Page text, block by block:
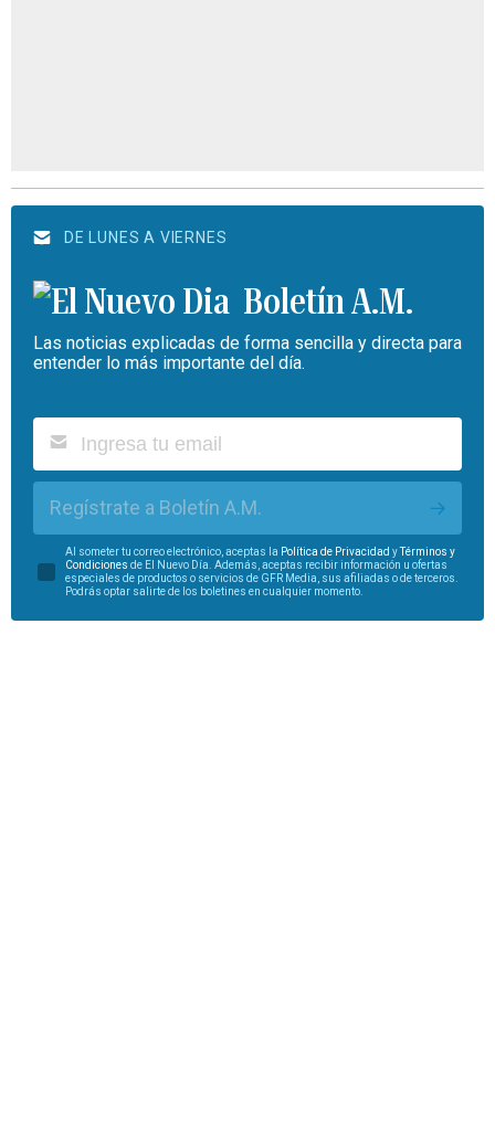
DE LUNES A VIERNES
Boletín A.M.
Las noticias explicadas de forma sencilla y directa para
entender lo más importante del día.
Regístrate a Boletín A.M.
Al someter tu correo electrónico, aceptas la Política de Privacidad yTérminos y
Condiciones de El Nuevo Día. Además, aceptas recibir información u ofertas
especiales de productos o servicios de GFR Media, sus afiliadas o de terceros.
Podrás optar salirte de los boletines en cualquier momento.